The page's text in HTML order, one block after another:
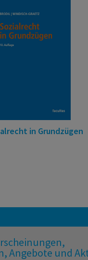
in Grundzügen
Angebote und